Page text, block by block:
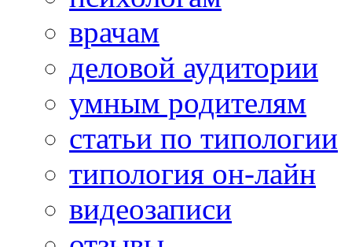
врачам
деловой аудитории
умным родителям
статьи по типологии
типология он-лайн
видеозаписи